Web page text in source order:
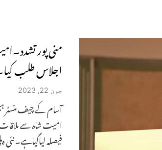
اجلاس طلب
جون 22, 2023
آسام کے چیف منسٹر
امیت شاہ سے
فیصلہ لیاگیاہے۔